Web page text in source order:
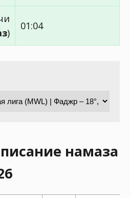
)
01:04
намаза